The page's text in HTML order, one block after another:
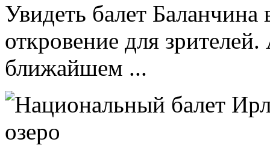
Увидеть балет
откровение для
ближайшем ...